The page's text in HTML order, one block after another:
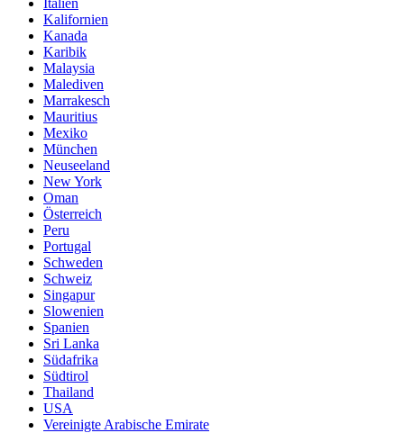
Italien
Kalifornien
Kanada
Karibik
Malaysia
Malediven
Marrakesch
Mauritius
Mexiko
München
Neuseeland
New York
Oman
Österreich
Peru
Portugal
Schweden
Schweiz
Singapur
Slowenien
Spanien
Sri Lanka
Südafrika
Südtirol
Thailand
USA
Vereinigte Arabische Emirate